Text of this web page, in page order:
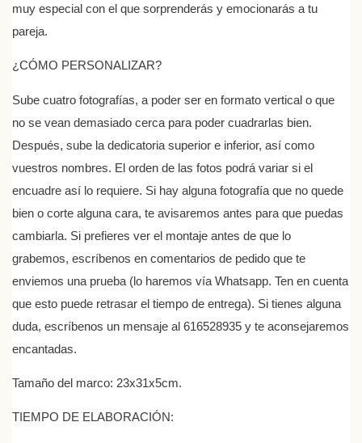
muy especial con el que sorprenderás y emocionarás a tu
pareja.
¿CÓMO PERSONALIZAR?
Sube cuatro fotografías, a poder ser en formato vertical o que
no se vean demasiado cerca para poder cuadrarlas bien.
Después, sube la dedicatoria superior e inferior, así como
vuestros nombres. El orden de las fotos podrá variar si el
encuadre así lo requiere. Si hay alguna fotografía que no quede
bien o corte alguna cara, te avisaremos antes para que puedas
cambiarla. Si prefieres ver el montaje antes de que lo
grabemos, escríbenos en comentarios de pedido que te
enviemos una prueba (lo haremos vía Whatsapp. Ten en cuenta
que esto puede retrasar el tiempo de entrega). Si tienes alguna
duda, escríbenos un mensaje al 616528935 y te aconsejaremos
encantadas.
Tamaño del marco: 23x31x5cm.
TIEMPO DE ELABORACIÓN: